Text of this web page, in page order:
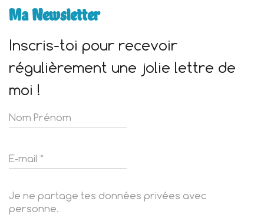
Ma Newsletter
Inscris-toi pour recevoir
régulièrement une jolie lettre de
moi !
Je ne partage tes données privées avec
personne.